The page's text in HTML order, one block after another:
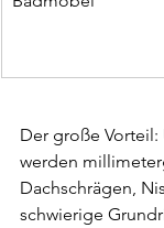
Der große
werden
Dachschrägen,
schwierige